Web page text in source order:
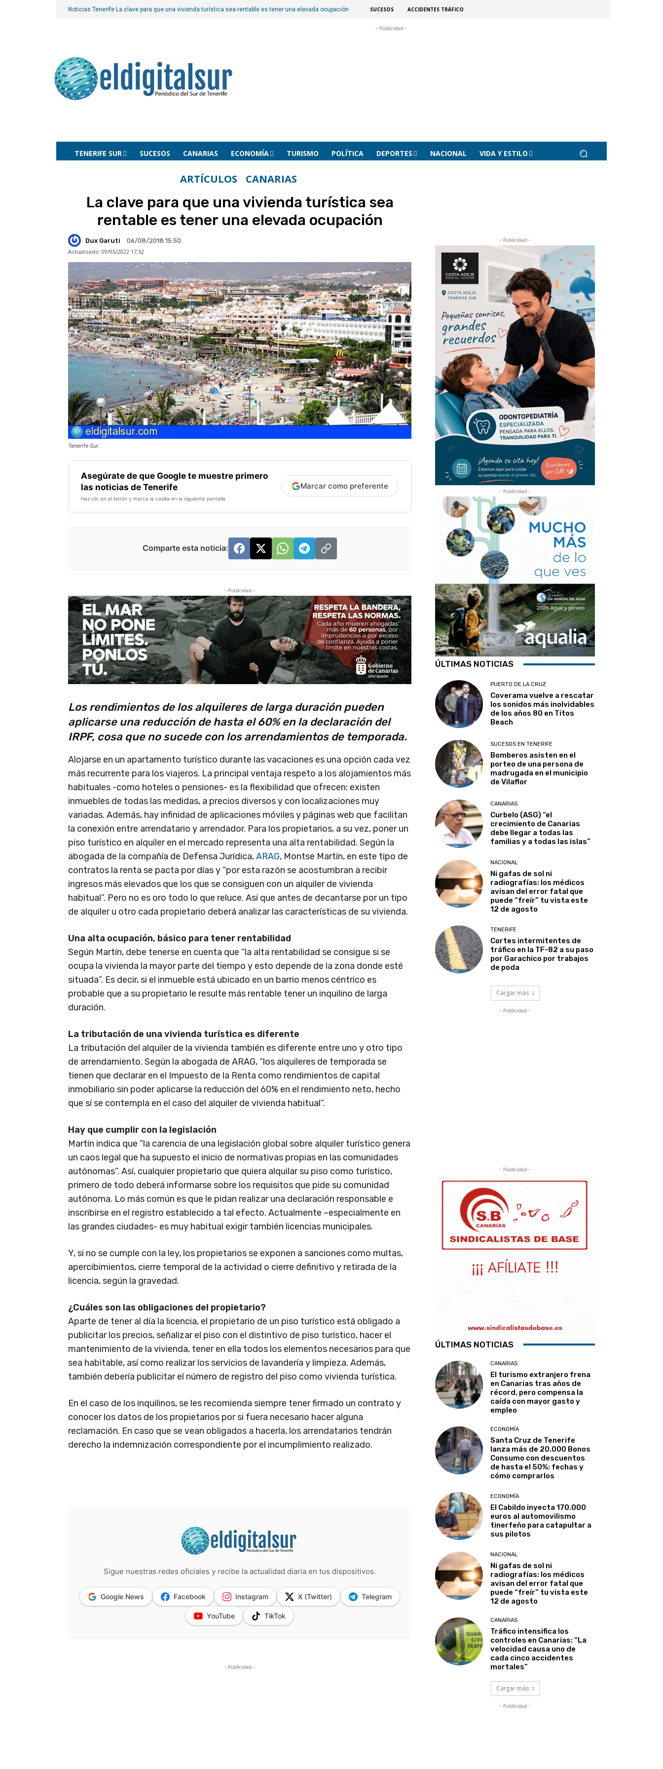
Noticias Tenerife La clave para que una vivienda turística sea rentable es tener una elevada ocupación SUCESOS ACCIDENTES TRÁFICO
- Publicidad -
TENERIFE SUR SUCESOS CANARIAS ECONOMÍA TURISMO POLÍTICA DEPORTES NACIONAL VIDA Y ESTILO
ARTÍCULOS CANARIAS
La clave para que una vivienda turística sea
rentable es tener una elevada ocupación
Dux Garuti
06/08/2018 15:50
Actualizado: 09/05/2022 17:52
Tenerife Sur.
Asegúrate de que Google te muestre primero
las noticias de Tenerife
Haz clic en el botón y marca la casilla en la siguiente pantalla
Marcar como preferente
Comparte esta noticia:
- Publicidad -
Los rendimientos de los alquileres de larga duración pueden
aplicarse una reducción de hasta el 60% en la declaración del
IRPF, cosa que no sucede con los arrendamientos de temporada.
Alojarse en un apartamento turístico durante las vacaciones es una opción cada vez
más recurrente para los viajeros. La principal ventaja respeto a los alojamientos más
habituales -como hoteles o pensiones- es la flexibilidad que ofrecen: existen
inmuebles de todas las medidas, a precios diversos y con localizaciones muy
variadas. Además, hay infinidad de aplicaciones móviles y páginas web que facilitan
la conexión entre arrendatario y arrendador. Para los propietarios, a su vez, poner un
piso turístico en alquiler en el mercado representa una alta rentabilidad. Según la
abogada de la compañía de Defensa Jurídica,ARAG, Montse Martín, en este tipo de
contratos la renta se pacta por días y “por esta razón se acostumbran a recibir
ingresos más elevados que los que se consiguen con un alquiler de vivienda
habitual”. Pero no es oro todo lo que reluce. Así que antes de decantarse por un tipo
de alquiler u otro cada propietario deberá analizar las características de su vivienda.
Una alta ocupación, básico para tener rentabilidad
Según Martín, debe tenerse en cuenta que “la alta rentabilidad se consigue si se
ocupa la vivienda la mayor parte del tiempo y esto depende de la zona donde esté
situada”. Es decir, si el inmueble está ubicado en un barrio menos céntrico es
probable que a su propietario le resulte más rentable tener un inquilino de larga
duración.
La tributación de una vivienda turística es diferente
La tributación del alquiler de la vivienda también es diferente entre uno y otro tipo
de arrendamiento. Según la abogada de ARAG, “los alquileres de temporada se
tienen que declarar en el Impuesto de la Renta como rendimientos de capital
inmobiliario sin poder aplicarse la reducción del 60% en el rendimiento neto, hecho
que sí se contempla en el caso del alquiler de vivienda habitual”.
Hay que cumplir con la legislación
Martín indica que “la carencia de una legislación global sobre alquiler turístico genera
un caos legal que ha supuesto el inicio de normativas propias en las comunidades
autónomas”. Así, cualquier propietario que quiera alquilar su piso como turístico,
primero de todo deberá informarse sobre los requisitos que pide su comunidad
autónoma. Lo más común es que le pidan realizar una declaración responsable e
inscribirse en el registro establecido a tal efecto. Actualmente –especialmente en
las grandes ciudades- es muy habitual exigir también licencias municipales.
Y, si no se cumple con la ley, los propietarios se exponen a sanciones como multas,
apercibimientos, cierre temporal de la actividad o cierre definitivo y retirada de la
licencia, según la gravedad.
¿Cuáles son las obligaciones del propietario?
Aparte de tener al día la licencia, el propietario de un piso turístico está obligado a
publicitar los precios, señalizar el piso con el distintivo de piso turístico, hacer el
mantenimiento de la vivienda, tener en ella todos los elementos necesarios para que
sea habitable, así como realizar los servicios de lavandería y limpieza. Además,
también debería publicitar el número de registro del piso como vivienda turística.
En el caso de los inquilinos, se les recomienda siempre tener firmado un contrato y
conocer los datos de los propietarios por si fuera necesario hacer alguna
reclamación. En caso que se vean obligados a hacerla, los arrendatarios tendrán
derecho la indemnización correspondiente por el incumplimiento realizado.
Sigue nuestras redes oficiales y recibe la actualidad diaria en tus dispositivos.
Google News Facebook Instagram X (Twitter) Telegram
YouTube TikTok
- Publicidad -
- Publicidad -
- Publicidad -
ÚLTIMAS NOTICIAS
PUERTO DE LA CRUZ
Coverama vuelve a rescatar
los sonidos más inolvidables
de los años 80 en Titos
Beach
SUCESOS EN TENERIFE
Bomberos asisten en el
porteo de una persona de
madrugada en el municipio
de Vilaflor
CANARIAS
Curbelo (ASG) “el
crecimiento de Canarias
debe llegar a todas las
familias y a todas las islas”
NACIONAL
Ni gafas de sol ni
radiografías: los médicos
avisan del error fatal que
puede “freír” tu vista este
12 de agosto
TENERIFE
Cortes intermitentes de
tráfico en la TF-82 a su paso
por Garachico por trabajos
de poda
Cargar más
- Publicidad -
- Publicidad -
ÚLTIMAS NOTICIAS
CANARIAS
El turismo extranjero frena
en Canarias tras años de
récord, pero compensa la
caída con mayor gasto y
empleo
ECONOMÍA
Santa Cruz de Tenerife
lanza más de 20.000 Bonos
Consumo con descuentos
de hasta el 50%: fechas y
cómo comprarlos
ECONOMÍA
El Cabildo inyecta 170.000
euros al automovilismo
tinerfeño para catapultar a
sus pilotos
NACIONAL
Ni gafas de sol ni
radiografías: los médicos
avisan del error fatal que
puede “freír” tu vista este
12 de agosto
CANARIAS
Tráfico intensifica los
controles en Canarias: “La
velocidad causa uno de
cada cinco accidentes
mortales”
Cargar más
- Publicidad -